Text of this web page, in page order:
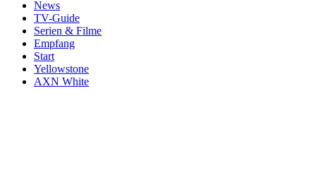
News
TV-Guide
Serien & Filme
Empfang
Start
Yellowstone
AXN White